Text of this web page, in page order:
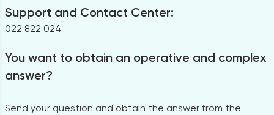
Support and Contact Center:
022 822 024
You want to obtain an operative and complex
answer?
Send your question and obtain the answer from the